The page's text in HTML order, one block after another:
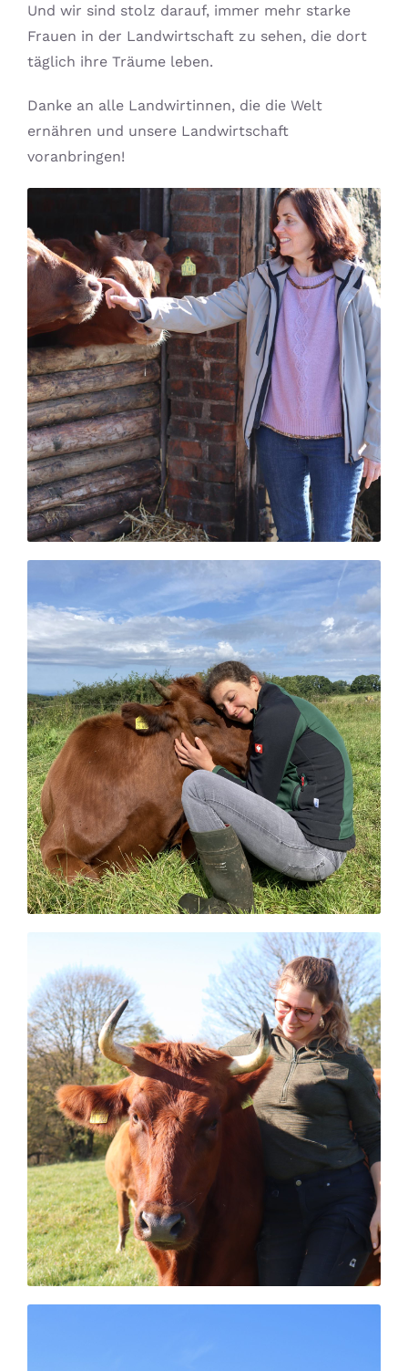
Und wir sind stolz darauf, immer mehr starke
Frauen in der Landwirtschaft zu sehen, die dort
täglich ihre Träume leben.
Danke an alle Landwirtinnen, die die Welt
ernähren und unsere Landwirtschaft
voranbringen!